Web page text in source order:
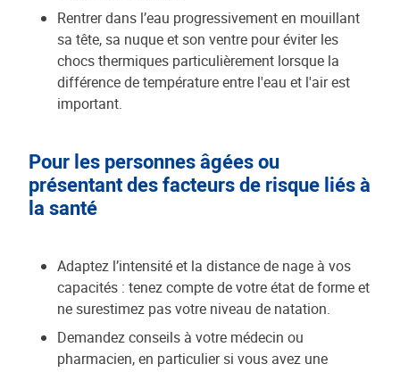
Rentrer dans l’eau progressivement en mouillant
sa tête, sa nuque et son ventre pour éviter les
chocs thermiques particulièrement lorsque la
différence de température entre l'eau et l'air est
important.
Pour les personnes âgées ou
présentant des facteurs de risque liés à
la santé
Adaptez l’intensité et la distance de nage à vos
capacités : tenez compte de votre état de forme et
ne surestimez pas votre niveau de natation.
Demandez conseils à votre médecin ou
pharmacien, en particulier si vous avez une